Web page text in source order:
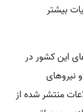
بیشتر
این کشور در
نیروهای
منتشر شده از